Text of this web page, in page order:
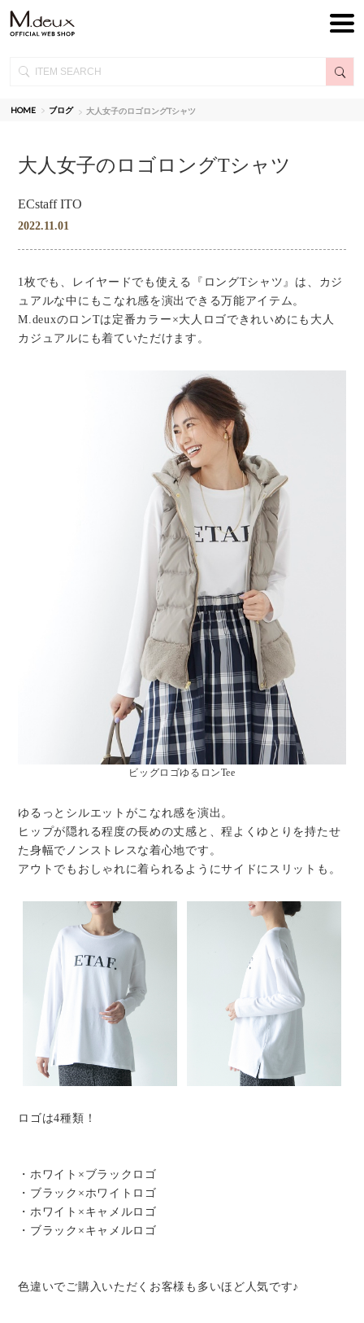
HOME ブログ 大人女子のロゴロングTシャツ
大人女子のロゴロングTシャツ
ECstaff ITO
2022.11.01
1枚でも、レイヤードでも使える『ロングTシャツ』は、カジ
ュアルな中にもこなれ感を演出できる万能アイテム。
M.deuxのロンTは定番カラー×大人ロゴできれいめにも大人
カジュアルにも着ていただけます。
ビッグロゴゆるロンTee
ゆるっとシルエットがこなれ感を演出。
ヒップが隠れる程度の長めの丈感と、程よくゆとりを持たせ
た身幅でノンストレスな着心地です。
アウトでもおしゃれに着られるようにサイドにスリットも。
ロゴは4種類！
・ホワイト×ブラックロゴ
・ブラック×ホワイトロゴ
・ホワイト×キャメルロゴ
・ブラック×キャメルロゴ
色違いでご購入いただくお客様も多いほど人気です♪